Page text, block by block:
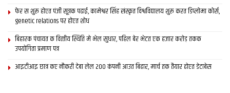
फेर स शुरू होएत पंजी सूत्रक पढाई, कामेश्वर सिंह संस्कृत विश्वविद्यालय शुरू करत डिप्लोमा कोर्स,
genetic relations पर होएत शोध
बिहारक पंचायत क वित्‍तीय स्थिति मे भेल सुधार, पहिल बेर भेटत एक हजार करोड़ तकक
उपयोगिता प्रमाण पत्र
आइटीआइ छात्र कए नौकरी देबा लेल 200 कंपनी आउत बिहार, मार्च तक तैयार होएत डेटाबेस